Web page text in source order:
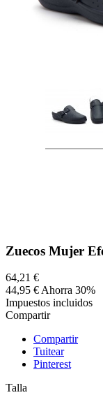
Zuecos Mujer
64,21 €
44,95 €Ahorra 30%
Impuestos incluidos
Compartir
Compartir
Tuitear
Pinterest
Talla